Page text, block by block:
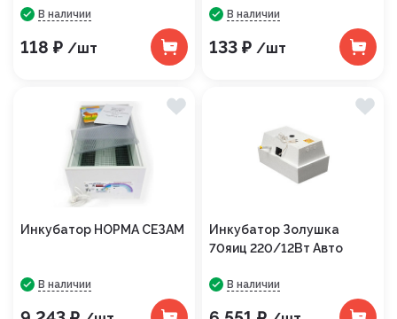
В наличии
118 ₽ /шт
В наличии
133 ₽ /шт
Инкубатор НОРМА СЕЗАМ
В наличии
Инкубатор Золушка
70яиц 220/12Вт Авто
В наличии